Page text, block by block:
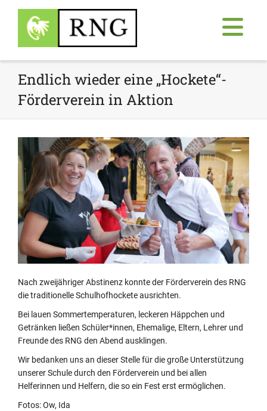
Endlich wieder eine „Hockete“-
Förderverein in Aktion
Nach zweijähriger Abstinenz konnte der Förderverein des RNG
die traditionelle Schulhofhockete ausrichten.
Bei lauen Sommertemperaturen, leckeren Häppchen und
Getränken ließen Schüler*innen, Ehemalige, Eltern, Lehrer und
Freunde des RNG den Abend ausklingen.
Wir bedanken uns an dieser Stelle für die große Unterstützung
unserer Schule durch den Förderverein und bei allen
Helferinnen und Helfern, die so ein Fest erst ermöglichen.
Fotos: Ow, Ida